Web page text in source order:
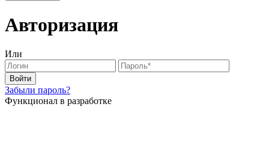
Авторизация
Или
Войти
Забыли пароль?
Функционал в разработке